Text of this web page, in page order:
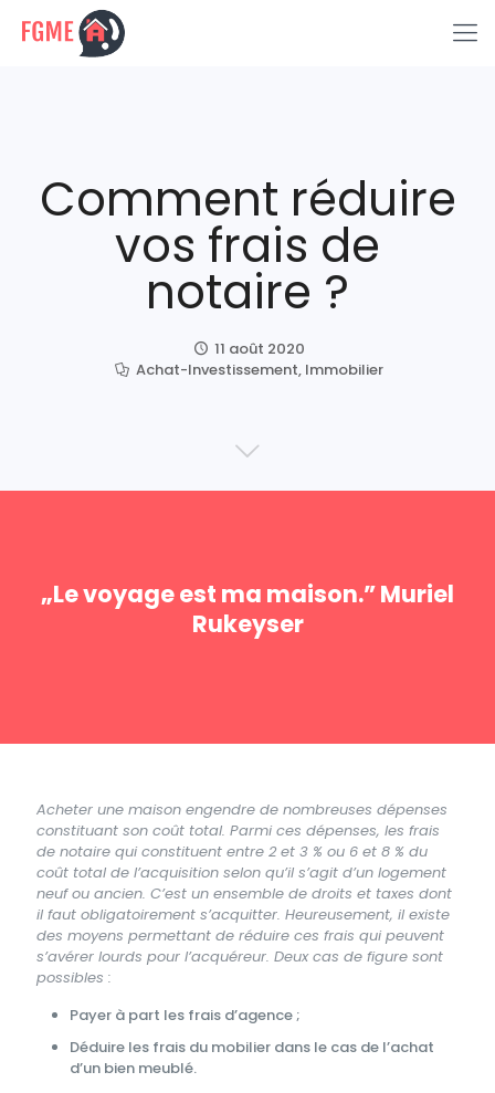
Comment réduire
vos frais de
notaire ?
11 août 2020
Achat-Investissement, Immobilier
„Le voyage est ma maison.” Muriel
Rukeyser
Acheter une maison engendre de nombreuses dépenses
constituant son coût total. Parmi ces dépenses, les frais
de notaire qui constituent entre 2 et 3 % ou 6 et 8 % du
coût total de l’acquisition selon qu’il s’agit d’un logement
neuf ou ancien. C’est un ensemble de droits et taxes dont
il faut obligatoirement s’acquitter. Heureusement, il existe
des moyens permettant de réduire ces frais qui peuvent
s’avérer lourds pour l’acquéreur. Deux cas de figure sont
possibles :
Payer à part les frais d’agence ;
Déduire les frais du mobilier dans le cas de l’achat
d’un bien meublé.